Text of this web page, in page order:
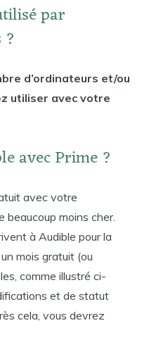
par
d’ordinateurs et/ou
utiliser avec votre
avec Prime ?
avec votre
beaucoup moins cher.
à Audible pour la
mois gratuit (ou
comme illustré ci-
et de statut
cela, vous devrez